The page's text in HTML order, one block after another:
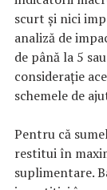
scurt și nici
analiză de
de până la 5
considerație
schemele de
Pentru că
restitui în
suplimentare.